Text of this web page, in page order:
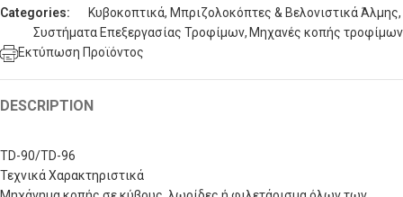
Categories: Κυβοκοπτικά, Μπριζολοκόπτες & Βελονιστικά Άλμης,
Συστήματα Επεξεργασίας Τροφίμων, Μηχανές κοπής τροφίμων
Εκτύπωση Προϊόντος
DESCRIPTION
TD-90/TD-96
Τεχνικά Χαρακτηριστικά